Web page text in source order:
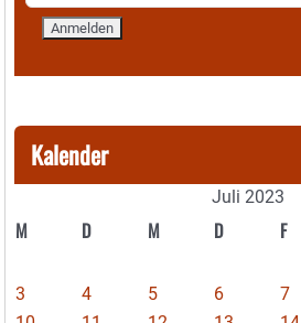
Kalender
Juli 2023
M D M D F
3
4 5 6 7